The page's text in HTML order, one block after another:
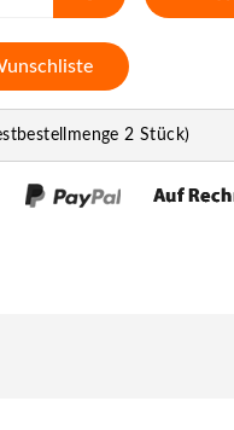
2 Stück)